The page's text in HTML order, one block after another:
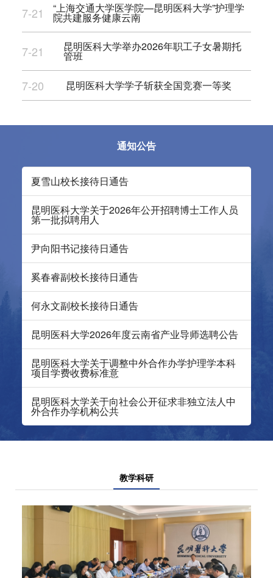
7-21 “上海交通大学医学院—昆明医科大学”护理学
院共建服务健康云南
7-21 昆明医科大学举办2026年职工子女暑期托
管班
7-20 昆明医科大学学子斩获全国竞赛一等奖
通知公告
夏雪山校长接待日通告
昆明医科大学关于2026年公开招聘博士工作人员
第一批拟聘用人
尹向阳书记接待日通告
奚春睿副校长接待日通告
何永文副校长接待日通告
昆明医科大学2026年度云南省产业导师选聘公告
昆明医科大学关于调整中外合作办学护理学本科
项目学费收费标准意
昆明医科大学关于向社会公开征求非独立法人中
外合作办学机构公共
教学科研